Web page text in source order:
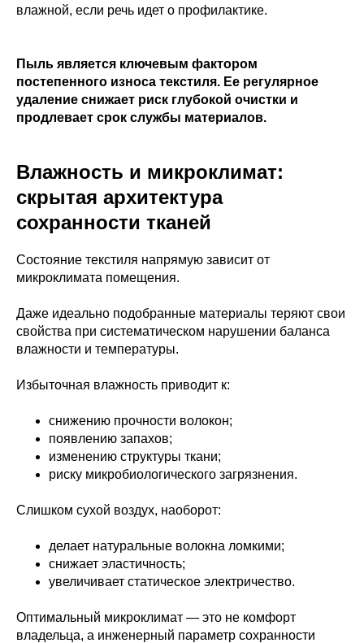
влажной, если речь идет о профилактике.
Пыль является ключевым фактором
постепенного износа текстиля. Ее регулярное
удаление снижает риск глубокой очистки и
продлевает срок службы материалов.
Влажность и микроклимат:
скрытая архитектура
сохранности тканей
Состояние текстиля напрямую зависит от
микроклимата помещения.
Даже идеально подобранные материалы теряют свои
свойства при систематическом нарушении баланса
влажности и температуры.
Избыточная влажность приводит к:
снижению прочности волокон;
появлению запахов;
изменению структуры ткани;
риску микробиологического загрязнения.
Слишком сухой воздух, наоборот:
делает натуральные волокна ломкими;
снижает эластичность;
увеличивает статическое электричество.
Оптимальный микроклимат — это не комфорт
владельца, а инженерный параметр сохранности